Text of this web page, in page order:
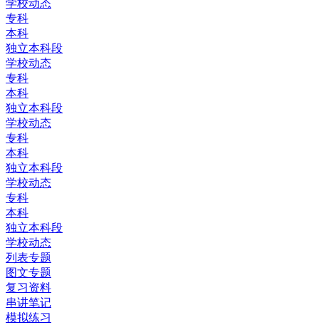
学校动态
专科
本科
独立本科段
学校动态
专科
本科
独立本科段
学校动态
专科
本科
独立本科段
学校动态
专科
本科
独立本科段
学校动态
列表专题
图文专题
复习资料
串讲笔记
模拟练习